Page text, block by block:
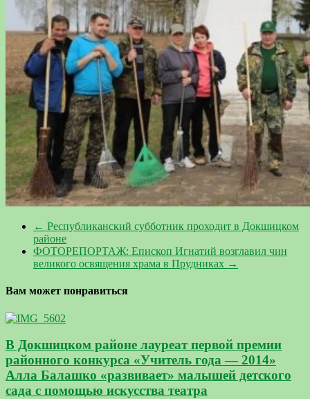
← Республиканский субботник проходит в Докшицком
районе
ФОТОРЕПОРТАЖ: Епископ Игнатий возглавил чин
великого освящения храма в Прудниках →
Вам может понравиться
В Докшицком районе лауреат первой премии
районного конкурса «Учитель года — 2014»
Алла Балашко «развивает» малышей детского
сада с помощью искусства театра